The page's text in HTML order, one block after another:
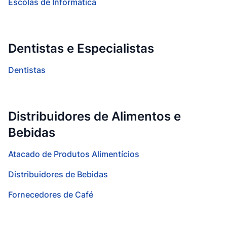
Escolas de Informática
Dentistas e Especialistas
Dentistas
Distribuidores de Alimentos e
Bebidas
Atacado de Produtos Alimentícios
Distribuidores de Bebidas
Fornecedores de Café